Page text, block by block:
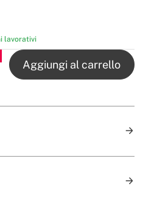
lavorativi
Aggiungi al carrello